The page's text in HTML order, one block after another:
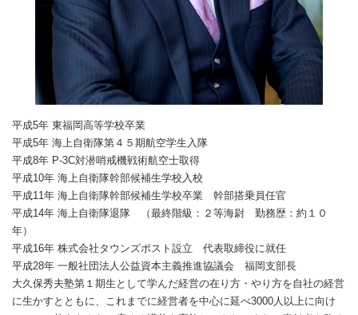
平成5年 東福岡高等学校卒業
平成5年 海上自衛隊第４５期航空学生入隊
平成8年 P-3C対潜哨戒機戦術航空士取得
平成10年 海上自衛隊幹部候補生学校入校
平成11年 海上自衛隊幹部候補生学校卒業 幹部搭乗員任官
平成14年 海上自衛隊退隊 （最終階級：２等海尉 勤務歴：約１０
年）
平成16年 株式会社タウンズポスト設立 代表取締役に就任
平成28年 一般社団法人公益資本主義推進協議会 福岡支部長
大久保秀夫塾第１期生として学んだ経営の在り方・やり方を自社の経営
に生かすとともに、これまでに経営者を中心に延べ3000人以上に向け